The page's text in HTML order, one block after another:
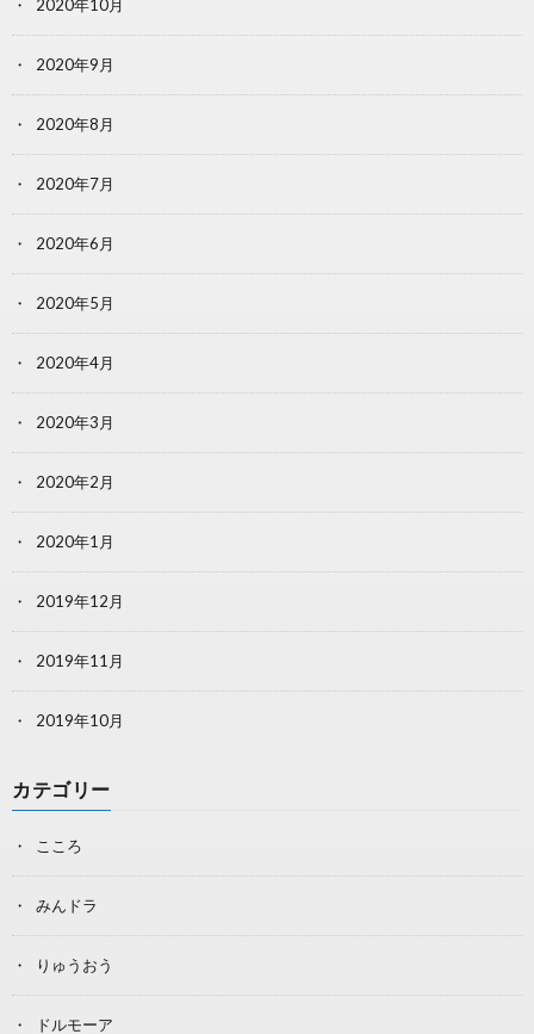
2020年10月
2020年9月
2020年8月
2020年7月
2020年6月
2020年5月
2020年4月
2020年3月
2020年2月
2020年1月
2019年12月
2019年11月
2019年10月
カテゴリー
こころ
みんドラ
りゅうおう
ドルモーア